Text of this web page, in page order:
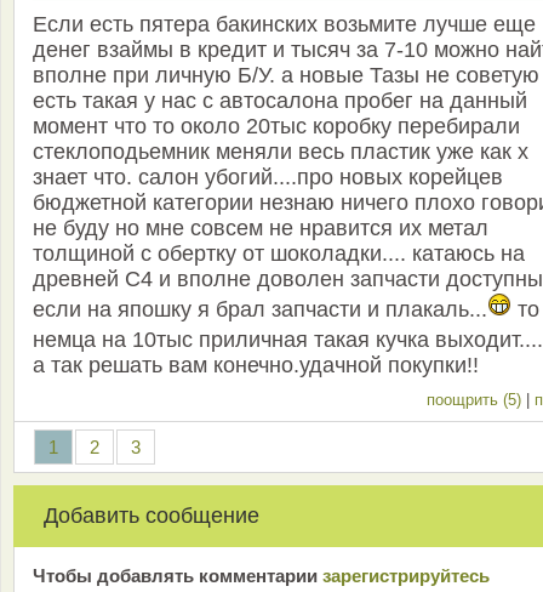
Если есть пятера бакинских возьмите лучше еще
денег взаймы в кредит и тысяч за 7-10 можно
вполне при личную Б/У. а новые Тазы не советую
есть такая у нас с автосалона пробег на данный
момент что то около 20тыс коробку перебирали
стеклоподьемник меняли весь пластик уже как х
знает что. салон убогий....про новых корейцев
бюджетной категории незнаю ничего плохо
не буду но мне совсем не нравится их метал
толщиной с обертку от шоколадки.... катаюсь на
древней С4 и вполне доволен запчасти
если на япошку я брал запчасти и плакаль...
немца на 10тыс приличная такая кучка
а так решать вам конечно.удачной покупки!!
поощрить (5)
1 2 3
Добавить сообщение
Чтобы добавлять комментарии зарeгиcтрирyйтeсь